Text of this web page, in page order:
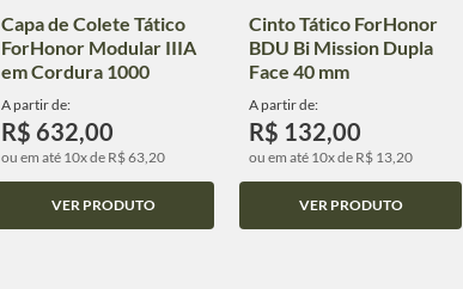
Capa de Colete Tático
ForHonor Modular IIIA
em Cordura 1000
A partir de:
R$ 632,00
ou em até 10x de R$ 63,20
VER PRODUTO
Cinto Tático ForHonor
BDU Bi Mission Dupla
Face 40 mm
A partir de:
R$ 132,00
ou em até 10x de R$ 13,20
VER PRODUTO